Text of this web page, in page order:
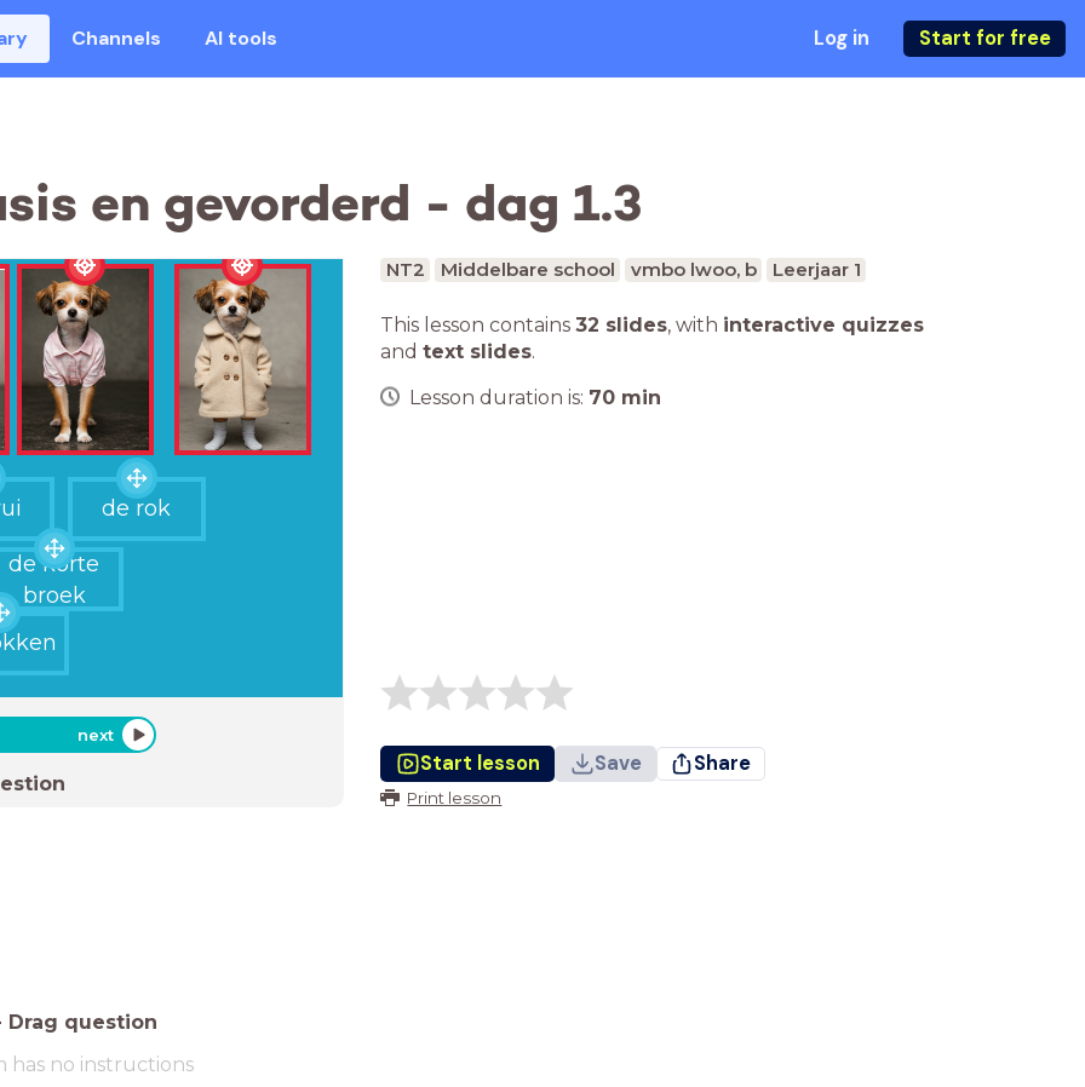
Channels AI tools Log in Start for free
en gevorderd - dag 1.3
de rok
de korte
broek
next
NT2 Middelbare school vmbo lwoo, b Leerjaar 1
This lesson contains 32 slides, with interactive quizzes
and text slides.
Lesson duration is: 70 min
Start lesson Save Share
Print lesson
Drag question
has no instructions